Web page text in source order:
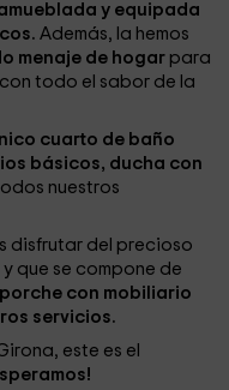
y equipada
Además, la hemos
menaje de hogar para
todo el sabor de la
cuarto de baño
básicos, ducha con
nuestros
disfrutar del precioso
que se compone de
con mobiliario
servicios.
este es el